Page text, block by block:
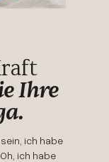
Ihre
ich habe
ich habe